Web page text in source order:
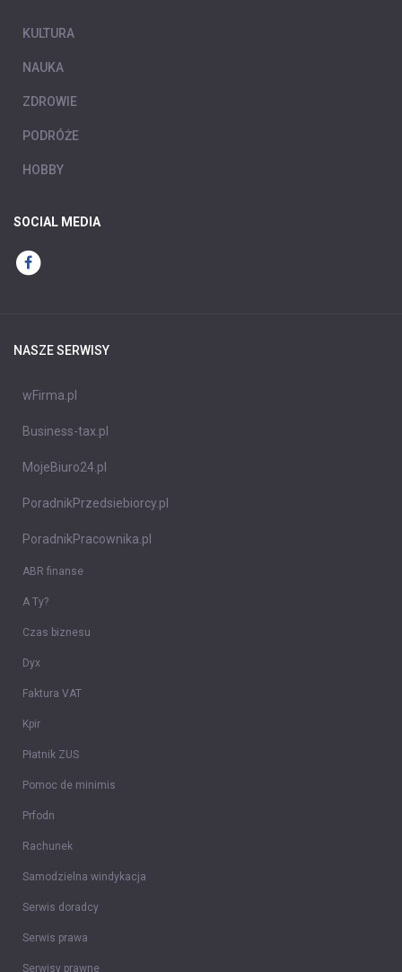
KULTURA
NAUKA
ZDROWIE
PODRÓŻE
HOBBY
SOCIAL MEDIA
NASZE SERWISY
wFirma.pl
Business-tax.pl
MojeBiuro24.pl
PoradnikPrzedsiebiorcy.pl
PoradnikPracownika.pl
ABR finanse
A Ty?
Czas biznesu
Dyx
Faktura VAT
Kpir
Płatnik ZUS
Pomoc de minimis
Prfodn
Rachunek
Samodzielna windykacja
Serwis doradcy
Serwis prawa
Serwisy prawne